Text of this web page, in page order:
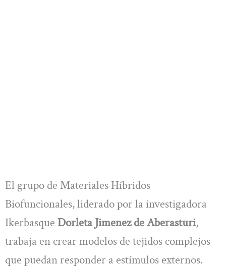
El grupo de Materiales Híbridos
Biofuncionales, liderado por la investigadora
Ikerbasque Dorleta Jimenez de Aberasturi,
trabaja en crear modelos de tejidos complejos
que puedan responder a estímulos externos.